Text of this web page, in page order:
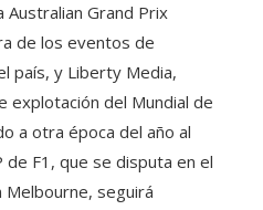
Grand Prix
de los eventos de
país, y Liberty Media,
explotación del Mundial de
a otra época del año al
de F1, que se disputa en el
seguirá